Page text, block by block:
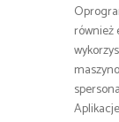
również